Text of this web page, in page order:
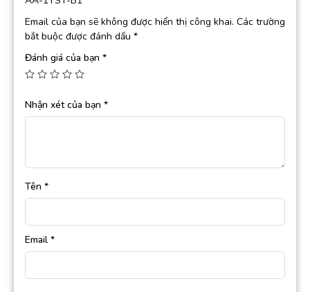
Email của bạn sẽ không được hiển thị công khai. Các trường
bắt buộc được đánh dấu *
Đánh giá của bạn *
Nhận xét của bạn *
Tên *
Email *